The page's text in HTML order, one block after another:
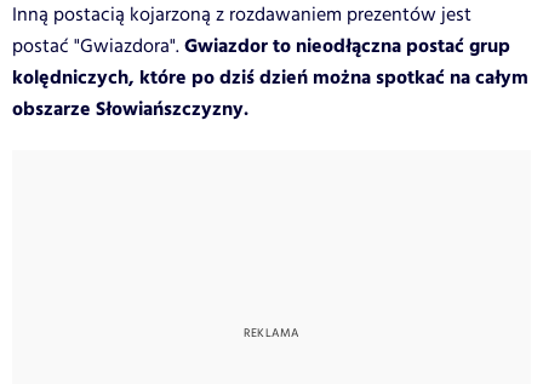
Inną postacią kojarzoną z rozdawaniem prezentów jest
postać "Gwiazdora".Gwiazdor to nieodłączna postać grup
kolędniczych, które po dziś dzień można spotkać na całym
obszarze Słowiańszczyzny.